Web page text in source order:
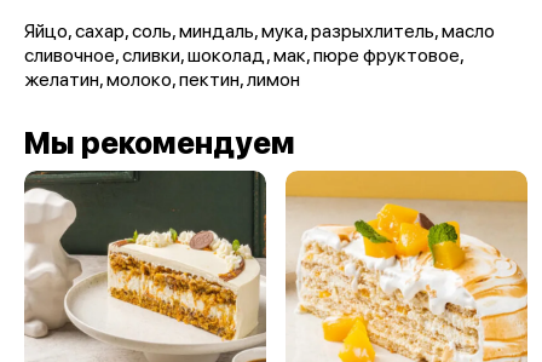
Яйцо, сахар, соль, миндаль, мука, разрыхлитель, масло
сливочное, сливки, шоколад, мак, пюре фруктовое,
желатин, молоко, пектин, лимон
Мы рекомендуем